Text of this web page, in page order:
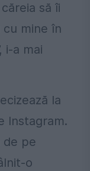
să îi
cu mine în
i-a mai
la
Instagram.
de pe
o